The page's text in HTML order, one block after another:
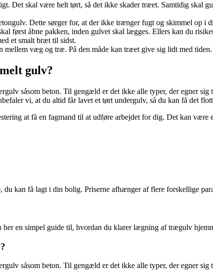
Det skal være helt tørt, så det ikke skader træet. Samtidig skal
Dette sørger for, at der ikke trænger fugt og skimmel op
først åbne pakken, inden gulvet skal lægges. Ellers kan du
et smalt bræt til sidst.
mellem væg og træ. På den måde kan træet give sig lidt med
gulv?
såsom beton. Til gengæld er det ikke alle typer, der egner
vi, at du altid får lavet et tørt undergulv, så du kan få det
at få en fagmand til at udføre arbejdet for dig. Det kan
kan få lagt i din bolig. Priserne afhænger af flere forskellige
en simpel guide til, hvordan du klarer lægning af trægulv
såsom beton. Til gengæld er det ikke alle typer, der egner sig